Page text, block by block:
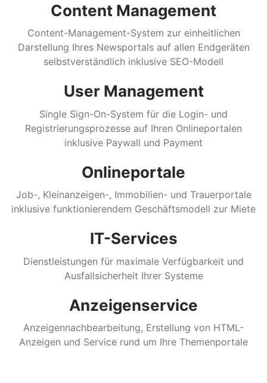
Content Management
Content-Management-System zur einheitlichen
Darstellung Ihres Newsportals auf allen Endgeräten
selbstverständlich inklusive SEO-Modell
User Management
Single Sign-On-System für die Login- und
Registrierungsprozesse auf Ihren Onlineportalen
inklusive Paywall und Payment
Onlineportale
Job-, Kleinanzeigen-, Immobilien- und Trauerportale
inklusive funktionierendem Geschäftsmodell zur Miete
IT-Services
Dienstleistungen für maximale Verfügbarkeit und
Ausfallsicherheit Ihrer Systeme
Anzeigenservice
Anzeigennachbearbeitung, Erstellung von HTML-
Anzeigen und Service rund um Ihre Themenportale